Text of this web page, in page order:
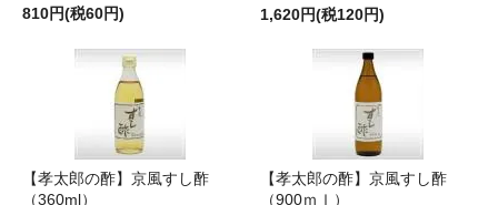
810円(税60円)
1,620円(税120円)
【孝太郎の酢】京風すし酢
（360ml）
【孝太郎の酢】京風すし酢
（900ｍｌ）